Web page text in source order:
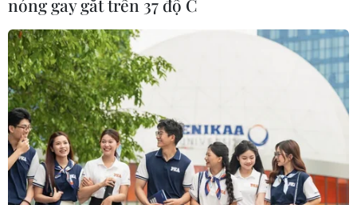
Iran ra điều kiện yêu cầu Mỹ rút
quân, bồi thường để mở lại eo biển
Hormuz
09/08/2026 07:08
Tổng thống Iran nhấn mạnh Tehran
sẽ không bị ép buộc phải đầu hàng
08/08/2026 11:51
nóng gay gắt trên 37 độ C